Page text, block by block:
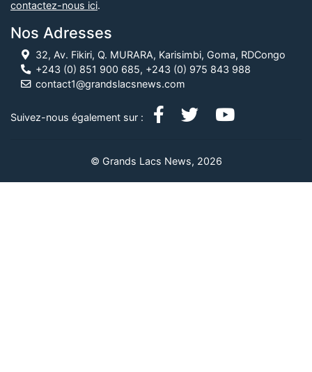
contactez-nous ici.
Nos Adresses
32, Av. Fikiri, Q. MURARA, Karisimbi, Goma, RDCongo
+243 (0) 851 900 685, +243 (0) 975 843 988
contact1@grandslacsnews.com
Suivez-nous également sur :
© Grands Lacs News, 2026